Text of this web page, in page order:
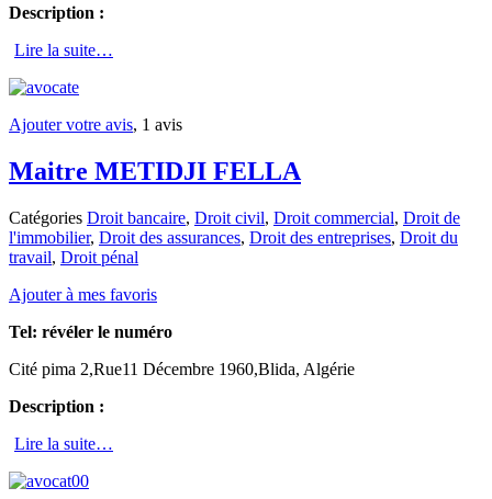
Description :
Lire la suite…
Ajouter votre avis, 1 avis
Maitre METIDJI FELLA
Catégories Droit bancaire, Droit civil, Droit commercial, Droit de
l'immobilier, Droit des assurances, Droit des entreprises, Droit du
travail, Droit pénal
Ajouter à mes favoris
Tel: révéler le numéro
Cité pima 2,Rue11 Décembre 1960,Blida, Algérie
Description :
Lire la suite…